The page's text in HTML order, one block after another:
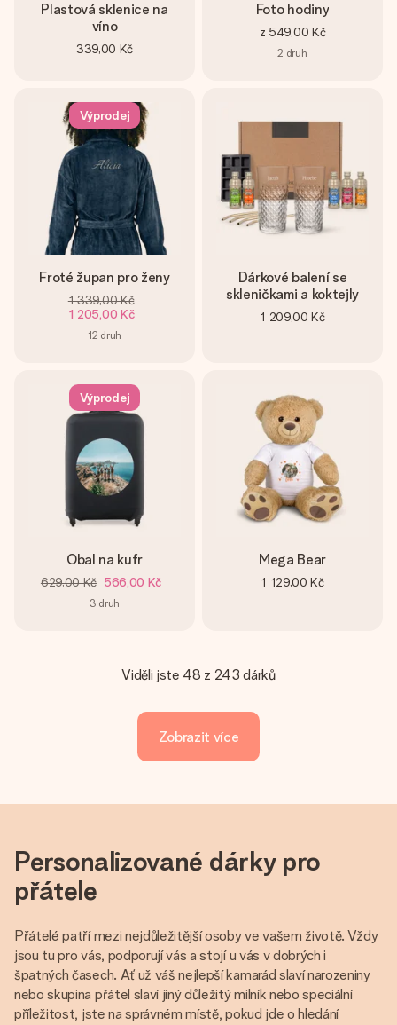
Plastová sklenice na
víno
339,00 Kč
Foto hodiny
z 549,00 Kč
2 druh
Výprodej
Froté župan pro ženy
1 339,00 Kč
1 205,00 Kč
12 druh
Dárkové balení se
skleničkami a koktejly
1 209,00 Kč
Výprodej
Obal na kufr
629,00 Kč 566,00 Kč
3 druh
Mega Bear
1 129,00 Kč
Viděli jste 48 z 243 dárků
Zobrazit více
Personalizované dárky pro
přátele
Přátelé patří mezi nejdůležitější osoby ve vašem životě. Vždy
jsou tu pro vás, podporují vás a stojí u vás v dobrých i
špatných časech. Ať už váš nejlepší kamarád slaví narozeniny
nebo skupina přátel slaví jiný důležitý milník nebo speciální
příležitost, jste na správném místě, pokud jde o hledání